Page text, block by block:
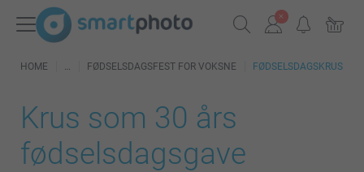
HOME FØDSELSDAGSFEST FOR VOKSNE FØDSELSDAGSKRUS
Krus som 30 års
fødselsdagsgave